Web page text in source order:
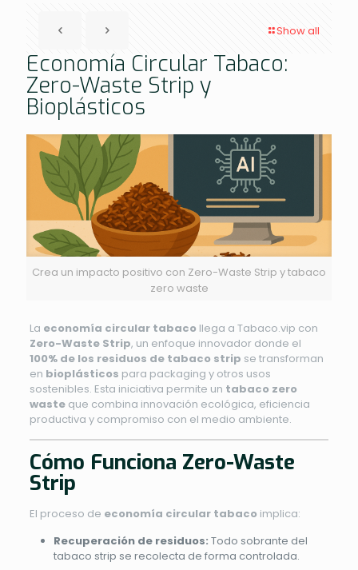
Show all
Economía Circular Tabaco:
Zero-Waste Strip y
Bioplásticos
Crea un impacto positivo con Zero-Waste Strip y tabaco
zero waste
La economía circular tabaco llega a Tabaco.vip con
Zero-Waste Strip, un enfoque innovador donde el
100% de los residuos de tabaco strip se transforman
en bioplásticos para packaging y otros usos
sostenibles. Esta iniciativa permite un tabaco zero
wasteque combina innovación ecológica, eficiencia
productiva y compromiso con el medio ambiente.
Cómo Funciona Zero-Waste
Strip
El proceso de economía circular tabaco implica:
Recuperación de residuos: Todo sobrante del
tabaco strip se recolecta de forma controlada.